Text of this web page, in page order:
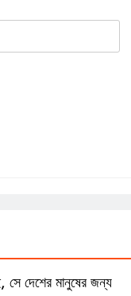
সে দেশের মানুষের জন্য